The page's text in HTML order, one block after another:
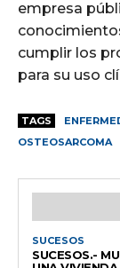
empresa
cumplir los
para su uso
TAGS
OSTEOSARCOMA
SUCESOS
SUCESOS.-